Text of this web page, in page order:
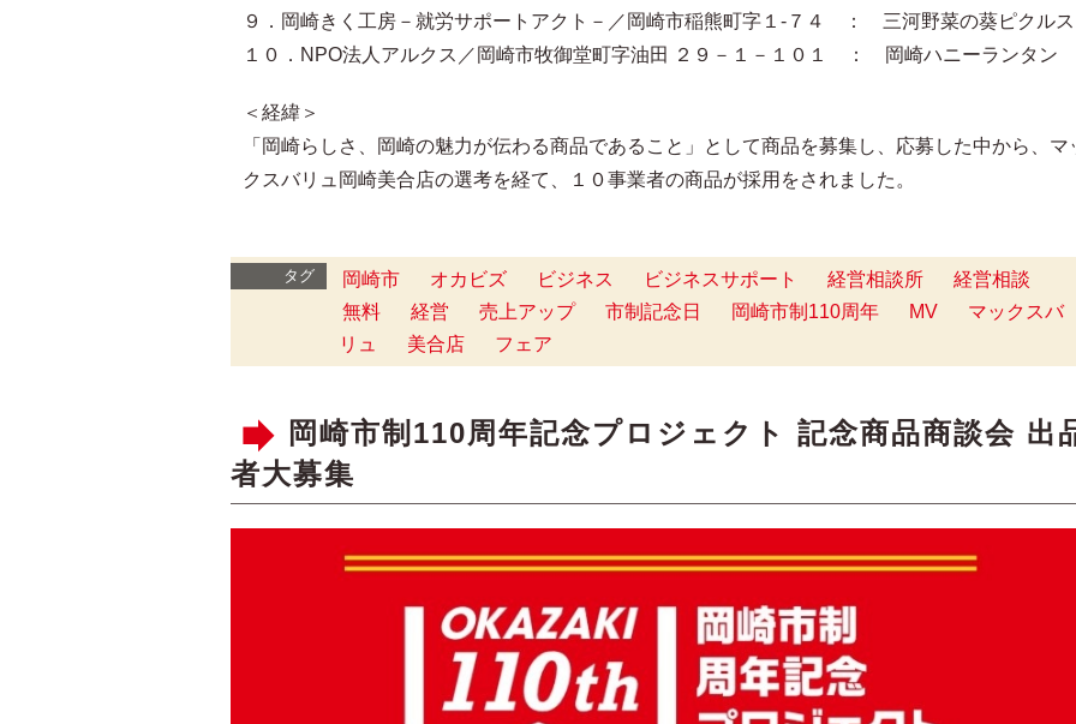
９．岡崎きく工房－就労サポートアクト－／岡崎市稲熊町字１-７４ ： 三河野菜の葵ピクルス
１０．NPO法人アルクス／岡崎市牧御堂町字油田 ２９－１－１０１ ： 岡崎ハニーランタン
＜経緯＞
「岡崎らしさ、岡崎の魅力が伝わる商品であること」として商品を募集し、応募した中から、マ
クスバリュ岡崎美合店の選考を経て、１０事業者の商品が採用をされました。
タグ 岡崎市 オカビズ ビジネス ビジネスサポート 経営相談所
経営相談
無料
経営 売上アップ 市制記念日 岡崎市制110周年 MV
マックスバ
リュ
美合店 フェア
岡崎市制110周年記念プロジェクト 記念商品商談会 出
者大募集